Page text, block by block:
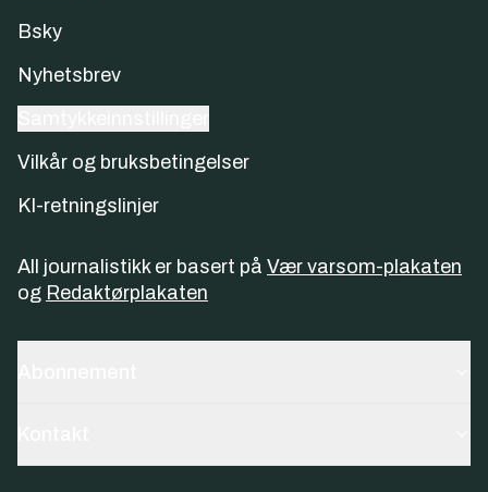
Bsky
Nyhetsbrev
Vilkår og bruksbetingelser
KI-retningslinjer
All journalistikk er basert på Vær varsom-plakaten
og Redaktørplakaten